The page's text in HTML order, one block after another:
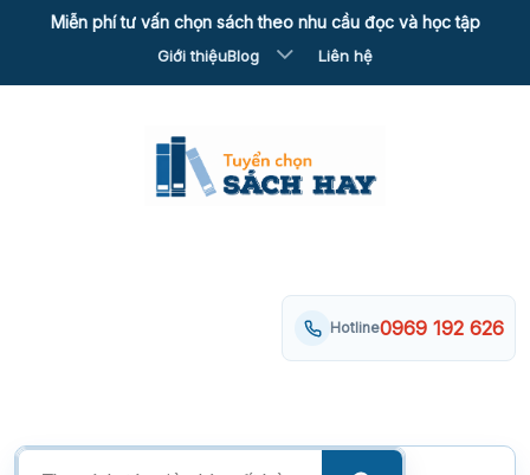
Miễn phí tư vấn chọn sách theo nhu cầu đọc và học tập
Giới thiệuBlog Liên hệ
Tìm
Hotline0969 192 626